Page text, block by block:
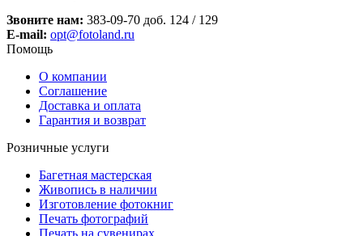
Звоните нам: 383-09-70 доб. 124 / 129
E-mail: opt@fotoland.ru
Помощь
О компании
Соглашение
Доставка и оплата
Гарантия и возврат
Розничные услуги
Багетная мастерская
Живопись в наличии
Изготовление фотокниг
Печать фотографий
Печать на сувенирах